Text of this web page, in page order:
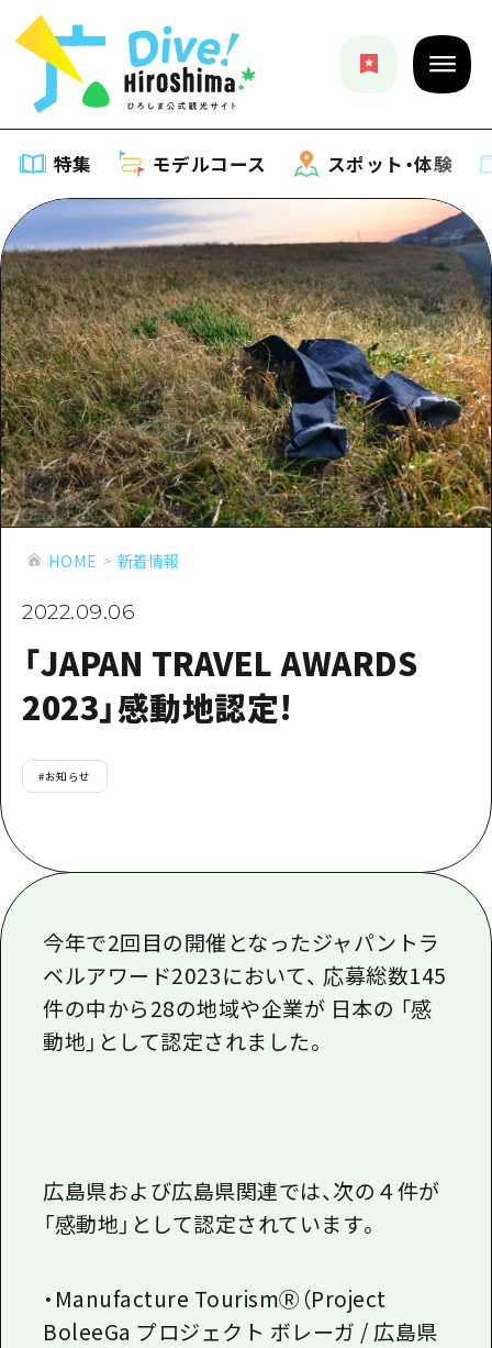
特集 モデルコース スポット・体験
特集
特集一覧
おすすめ
アート
イベント・祭り
グルメ・酒
サイクリング
ショッピング
ナイトライフ
世界遺産
癒し
モデルコース
モデルコース一覧
Dive! Hiroshima 公式ガイド
広島もしもトラベル
あたらしい非日常
広島市周辺
備北
芸北
半日
1泊2日
2泊3日
スポット・体験
スポット・体験一覧
広島市周辺
安芸
備後
芸北
宮島周辺
イベント
旬情報
お役立ち情報
アクセス
二次交通まとめ
HIROSHIMA FREE Wi-Fi
観光案内所
広島県を訪れる外国人旅行者向け情報一
広島県の魅力を動画でご紹介！
よくあるご質問
メディア掲載情報
フォトダウンロード
新着情報
お問い合わせ
HOME 新着情報
2022.09.06
「JAPAN TRAVEL AWARDS
2023」感動地認定!
#お知らせ
今年で2回目の開催となったジャパントラ
ベルアワード2023において、 応募総数145
件の中から28の地域や企業が 日本の 「感
動地」として認定されました。
広島県および広島県関連では、次の４件が
「感動地」として認定されています。
・Manufacture TourismⓇ（Project
BoleeGa プロジェクト ボレーガ / 広島県